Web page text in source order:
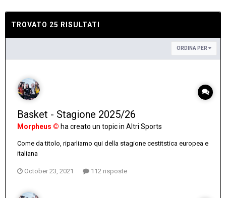
TROVATO 25 RISULTATI
ORDINA PER
Basket - Stagione 2025/26
Morpheus © ha creato un topic in Altri Sports
Come da titolo, riparliamo qui della stagione cestitstica europea e
italiana
October 23, 2021 112 risposte